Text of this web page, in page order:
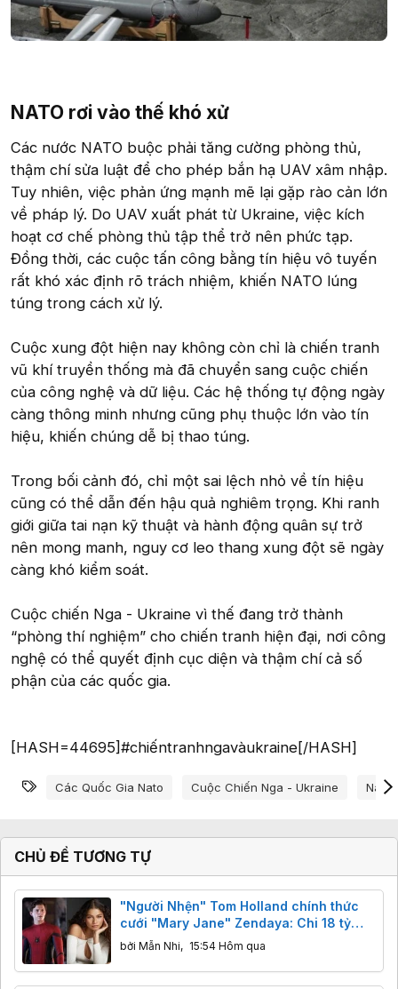
NATO rơi vào thế khó xử​
Các nước NATO buộc phải tăng cường phòng thủ,
thậm chí sửa luật để cho phép bắn hạ UAV xâm nhập.
Tuy nhiên, việc phản ứng mạnh mẽ lại gặp rào cản lớn
về pháp lý. Do UAV xuất phát từ Ukraine, việc kích
hoạt cơ chế phòng thủ tập thể trở nên phức tạp.
Đồng thời, các cuộc tấn công bằng tín hiệu vô tuyến
rất khó xác định rõ trách nhiệm, khiến NATO lúng
túng trong cách xử lý.
Cuộc xung đột hiện nay không còn chỉ là chiến tranh
vũ khí truyền thống mà đã chuyển sang cuộc chiến
của công nghệ và dữ liệu. Các hệ thống tự động ngày
càng thông minh nhưng cũng phụ thuộc lớn vào tín
hiệu, khiến chúng dễ bị thao túng.
Trong bối cảnh đó, chỉ một sai lệch nhỏ về tín hiệu
cũng có thể dẫn đến hậu quả nghiêm trọng. Khi ranh
giới giữa tai nạn kỹ thuật và hành động quân sự trở
nên mong manh, nguy cơ leo thang xung đột sẽ ngày
càng khó kiểm soát.
Cuộc chiến Nga - Ukraine vì thế đang trở thành
“phòng thí nghiệm” cho chiến tranh hiện đại, nơi công
nghệ có thể quyết định cục diện và thậm chí cả số
phận của các quốc gia.
[HASH=44695]#chiếntranhngavàukraine[/HASH]
Từ khóa
Các Quốc Gia Nato Cuộc Chiến Nga - Ukraine Nato
CHỦ ĐỀ TƯƠNG TỰ
"Người Nhện" Tom Holland chính thức
cưới "Mary Jane" Zendaya: Chi 18 tỷ
bao trọn điền trang, khách đến dự không
được mang điện thoại
bởi Mẫn Nhi, 15:54 Hôm qua